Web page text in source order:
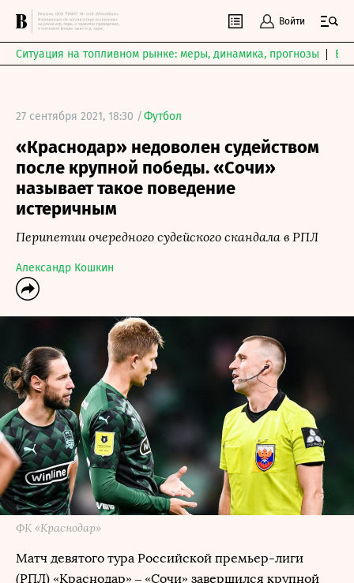
Войти
Ситуация на топливном рынке: меры, динамика, прогнозы
27 сентября 2021, 18:30 /Футбол
«Краснодар» недоволен судейством
после крупной победы. «Сочи»
называет такое поведение
истеричным
Перипетии очередного судейского скандала в РПЛ
Александр Кошкин
ФК «Краснодар»
Матч девятого тура Российской премьер-лиги
(РПЛ) «Краснодар» – «Сочи» завершился крупной